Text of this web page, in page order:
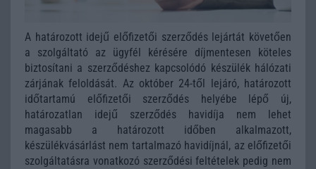
A határozott idejű előfizetői szerződés lejártát követően
a szolgáltató az ügyfél kérésére díjmentesen köteles
biztosítani a szerződéshez kapcsolódó készülék hálózati
zárjának feloldását. Az október 24-től lejáró, határozott
időtartamú előfizetői szerződés helyébe lépő új,
határozatlan idejű szerződés havidíja nem lehet
magasabb a határozott időben alkalmazott,
készülékvásárlást nem tartalmazó havidíjnál, az előfizetői
szolgáltatásra vonatkozó szerződési feltételek pedig nem